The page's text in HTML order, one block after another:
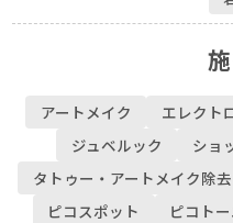
アートメイク エレクト
ジュベルック
ショ
タトゥー・アートメイク除去
ピコスポット
ピコト